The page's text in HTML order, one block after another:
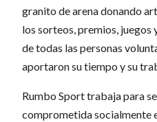
granito de arena donando
los sorteos, premios, juegos
de todas las personas
aportaron su tiempo y su
Rumbo Sport trabaja para
comprometida socialmente